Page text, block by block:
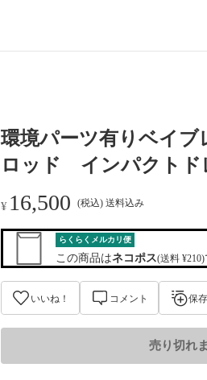
環境パーツ有りベイブ
ロッド インパクト
¥ 16,500 (税込) 送料込み
らくらくメルカリ便
この商品はネコポス(送料 ¥210)
いいね！ コメント 保存
売り切れ